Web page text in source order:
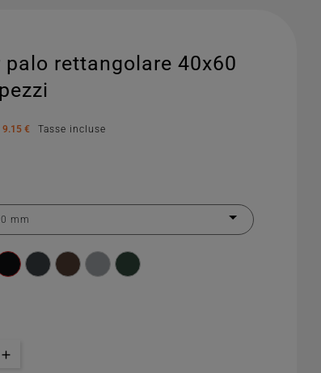
palo rettangolare 40x60
9.15 €
Tasse incluse